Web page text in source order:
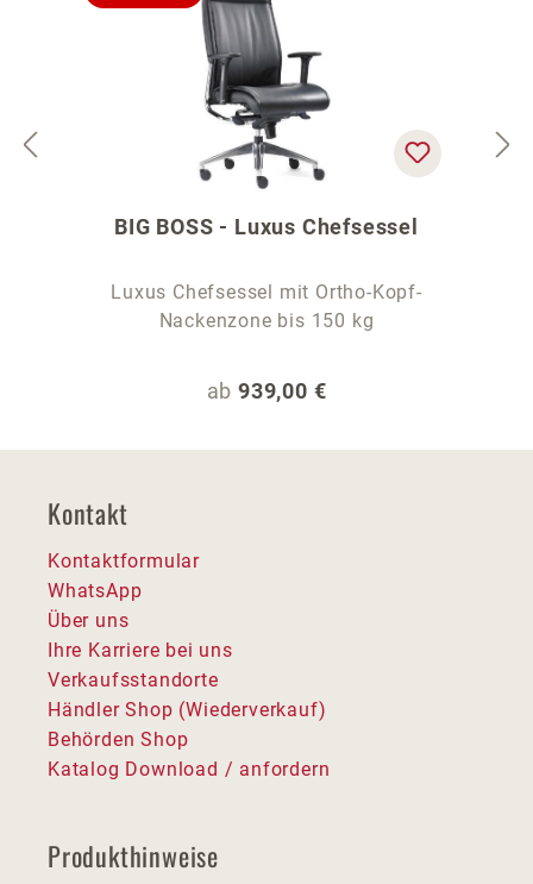
BIG BOSS - Luxus Chefsessel
Luxus Chefsessel mit Ortho-Kopf-
Nackenzone bis 150 kg
Regulärer Preis:
ab 939,00 €
Kontakt
Kontaktformular
WhatsApp
Über uns
Ihre Karriere bei uns
Verkaufsstandorte
Händler Shop (Wiederverkauf)
Behörden Shop
Katalog Download / anfordern
Produkthinweise